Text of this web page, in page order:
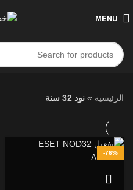
MENU
الرئيسية » نود 32 سنة
-76%